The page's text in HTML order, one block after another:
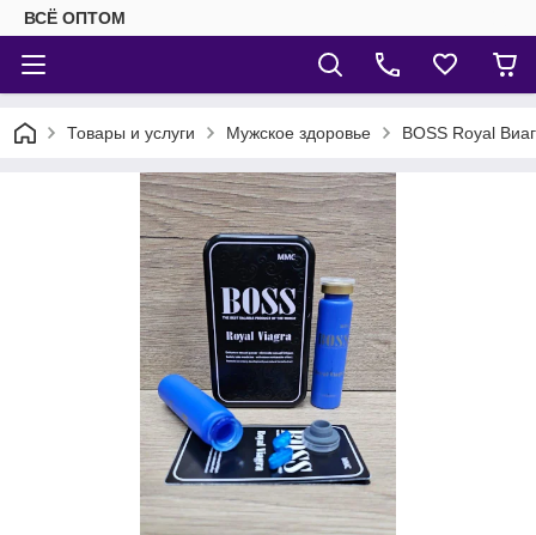
ВСЁ ОПТОМ
Товары и услуги Мужское здоровье BOSS Royal